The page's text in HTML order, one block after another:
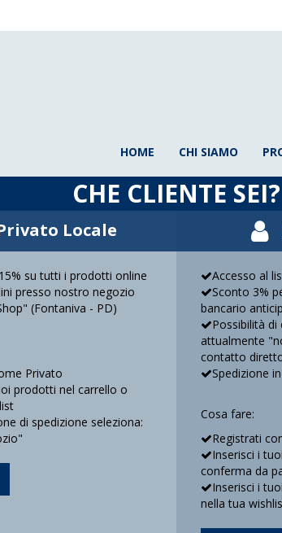
HOME CHI SIAMO
CHE CLIENTE SEI?
Locale
su tutti i prodotti online
presso nostro negozio
(Fontaniva - PD)
Privato
prodotti nel carrello o
di spedizione seleziona:
Accesso al
Sconto 3%
bancario
Possibilità di
attualmente
contatto
Spedizione
Cosa fare:
Registrati
Inserisci i
conferma da
Inserisci i
nella tua